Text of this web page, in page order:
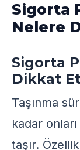
Sigorta
Nelere
Sigorta
Dikkat
Taşınma
kadar
taşır.